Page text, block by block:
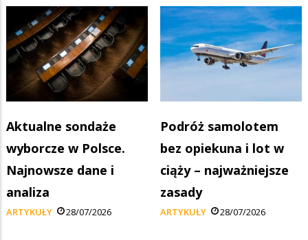
Aktualne sondaże
wyborcze w Polsce.
Najnowsze dane i
analiza
ARTYKUŁY 28/07/2026
Podróż samolotem
bez opiekuna i lot w
ciąży – najważniejsze
zasady
ARTYKUŁY 28/07/2026